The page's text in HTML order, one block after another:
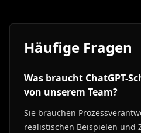
Häufige Fragen
Was braucht ChatGPT-
von unserem Team?
Sie brauchen
realistischen Beispielen und